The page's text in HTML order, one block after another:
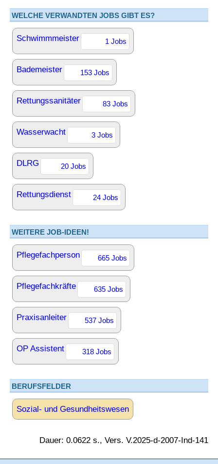
WELCHE VERWANDTEN JOBS GIBT ES?
Schwimmmeister 1 Jobs
Bademeister 153 Jobs
Rettungssanitäter 83 Jobs
Wasserwacht 3 Jobs
DLRG 20 Jobs
Rettungsdienst 24 Jobs
WEITERE JOB-IDEEN!
Pflegefachperson 665 Jobs
Pflegefachkräfte 635 Jobs
Praxisanleiter 537 Jobs
OP Assistent 318 Jobs
BERUFSFELDER
Sozial- und Gesundheitswesen
Dauer: 0.0622 s., Vers. V.2025-d-2007-Ind-141